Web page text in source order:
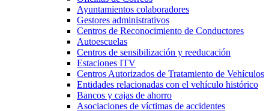
Ayuntamientos colaboradores
Gestores administrativos
Centros de Reconocimiento de Conductores
Autoescuelas
Centros de sensibilización y reeducación
Estaciones ITV
Centros Autorizados de Tratamiento de Vehículos
Entidades relacionadas con el vehículo histórico
Bancos y cajas de ahorro
Asociaciones de víctimas de accidentes